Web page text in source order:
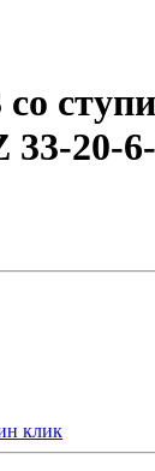
со
33-20-
клик